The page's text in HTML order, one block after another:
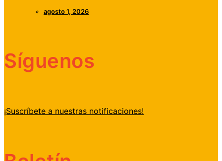
agosto 1, 2026
Síguenos
¡Suscríbete a nuestras notificaciones!